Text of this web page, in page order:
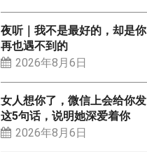
夜听｜我不是最好的，却是你
再也遇不到的
2026年8月6日
女人想你了，微信上会给你发
这5句话，说明她深爱着你
2026年8月6日